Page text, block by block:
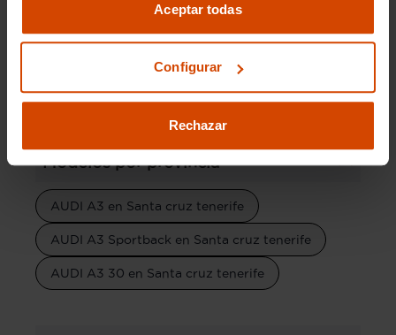
Aceptar todas
Configurar
Rechazar
Versiones del modelo
AUDI Q2 Line AUDI Q2 Black
Modelos por provincia
AUDI A3 en Santa cruz tenerife
AUDI A3 Sportback en Santa cruz tenerife
AUDI A3 30 en Santa cruz tenerife